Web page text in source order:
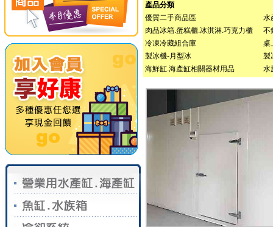
產品分類
優質二手商品區
水
肉品冰箱.蛋糕櫃.冰淇淋.巧克力櫃
不
冷凍冷藏組合庫
桌
製冰機-月型冰
製
海鮮缸.海產缸相關器材用品
水